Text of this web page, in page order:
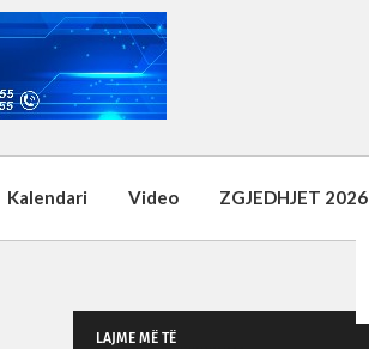
Kalendari Video ZGJEDHJET 2026
LAJME MË TË